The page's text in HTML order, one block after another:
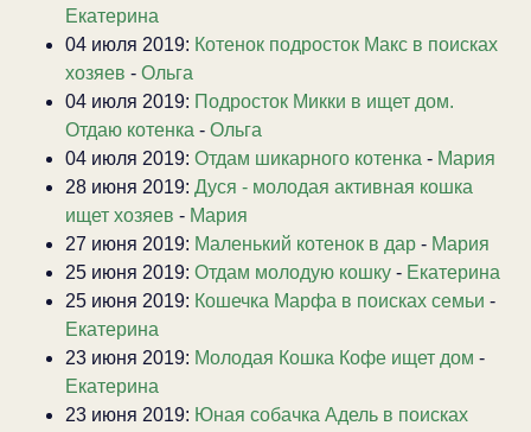
Екатерина
04 июля 2019: Котенок подросток Макс в поисках
хозяев - Ольга
04 июля 2019: Подросток Микки в ищет дом.
Отдаю котенка - Ольга
04 июля 2019: Отдам шикарного котенка - Мария
28 июня 2019: Дуся - молодая активная кошка
ищет хозяев - Мария
27 июня 2019: Маленький котенок в дар - Мария
25 июня 2019: Отдам молодую кошку - Екатерина
25 июня 2019: Кошечка Марфа в поисках семьи -
Екатерина
23 июня 2019: Молодая Кошка Кофе ищет дом -
Екатерина
23 июня 2019: Юная собачка Адель в поисках